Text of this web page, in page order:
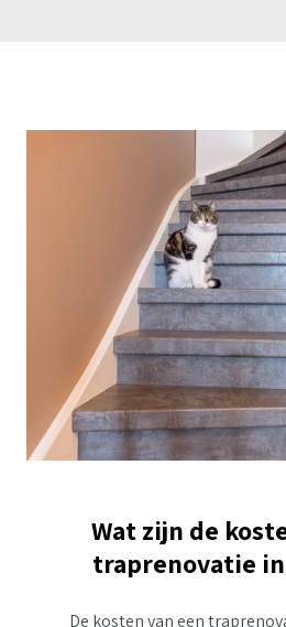
Wat zijn de
traprenovatie
De kosten van een